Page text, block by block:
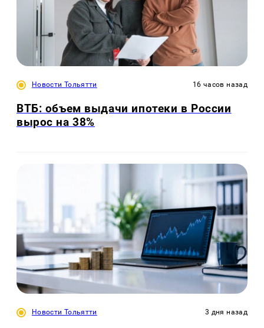
Новости Тольятти 16 часов назад
ВТБ: объем выдачи ипотеки в России
вырос на 38%
Новости Тольятти 3 дня назад